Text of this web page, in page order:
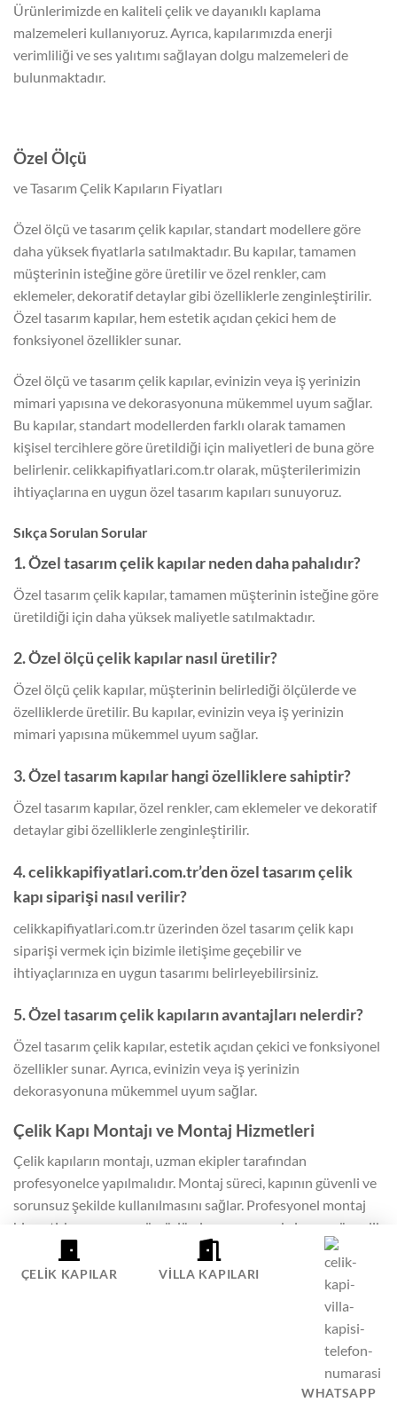
Ürünlerimizde en kaliteli çelik ve dayanıklı kaplama
malzemeleri kullanıyoruz. Ayrıca, kapılarımızda enerji
verimliliği ve ses yalıtımı sağlayan dolgu malzemeleri de
bulunmaktadır.
Özel Ölçü
ve Tasarım Çelik Kapıların Fiyatları
Özel ölçü ve tasarım çelik kapılar, standart modellere göre
daha yüksek fiyatlarla satılmaktadır. Bu kapılar, tamamen
müşterinin isteğine göre üretilir ve özel renkler, cam
eklemeler, dekoratif detaylar gibi özelliklerle zenginleştirilir.
Özel tasarım kapılar, hem estetik açıdan çekici hem de
fonksiyonel özellikler sunar.
Özel ölçü ve tasarım çelik kapılar, evinizin veya iş yerinizin
mimari yapısına ve dekorasyonuna mükemmel uyum sağlar.
Bu kapılar, standart modellerden farklı olarak tamamen
kişisel tercihlere göre üretildiği için maliyetleri de buna göre
belirlenir. celikkapifiyatlari.com.tr olarak, müşterilerimizin
ihtiyaçlarına en uygun özel tasarım kapıları sunuyoruz.
Sıkça Sorulan Sorular
1. Özel tasarım çelik kapılar neden daha pahalıdır?
Özel tasarım çelik kapılar, tamamen müşterinin isteğine göre
üretildiği için daha yüksek maliyetle satılmaktadır.
2. Özel ölçü çelik kapılar nasıl üretilir?
Özel ölçü çelik kapılar, müşterinin belirlediği ölçülerde ve
özelliklerde üretilir. Bu kapılar, evinizin veya iş yerinizin
mimari yapısına mükemmel uyum sağlar.
3. Özel tasarım kapılar hangi özelliklere sahiptir?
Özel tasarım kapılar, özel renkler, cam eklemeler ve dekoratif
detaylar gibi özelliklerle zenginleştirilir.
4. celikkapifiyatlari.com.tr’den özel tasarım çelik
kapı siparişi nasıl verilir?
celikkapifiyatlari.com.tr üzerinden özel tasarım çelik kapı
siparişi vermek için bizimle iletişime geçebilir ve
ihtiyaçlarınıza en uygun tasarımı belirleyebilirsiniz.
5. Özel tasarım çelik kapıların avantajları nelerdir?
Özel tasarım çelik kapılar, estetik açıdan çekici ve fonksiyonel
özellikler sunar. Ayrıca, evinizin veya iş yerinizin
dekorasyonuna mükemmel uyum sağlar.
Çelik Kapı Montajı ve Montaj Hizmetleri
Çelik kapıların montajı, uzman ekipler tarafından
profesyonelce yapılmalıdır. Montaj süreci, kapının güvenli ve
sorunsuz şekilde kullanılmasını sağlar. Profesyonel montaj
hizmeti, kapının uzun ömürlü olmasını ve maksimum güvenlik
sağlamasını garanti eder. Kapının doğru şekilde monte
edilmesi, hırsızlığa karşı etkin koruma sağlar.
celikkapifiyatlari.com.tr olarak, İstanbul içi tüm çelik kapı
siparişlerinde ücretsiz montaj hizmeti sunuyoruz. Uzman
ekibimiz, kapınızın ölçüsünü alarak en uygun montajı
gerçekleştirir. Ayrıca, montaj sonrası bakım ve onarım
hizmetleri ile de kapınızın sorunsuz kullanılmasını sağlıyoruz.
ÇELIK KAPILAR VILLA KAPILARI
WHATSAPP